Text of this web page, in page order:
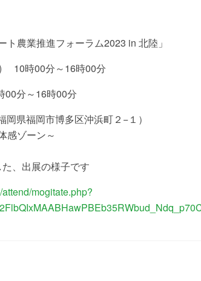
農業推進フォーラム2023 in 北陸」
10時00分～16時00分
分～16時00分
県福岡市博多区沖浜町２−１）
感ゾーン～
、出展の様子です
mogitate.php?